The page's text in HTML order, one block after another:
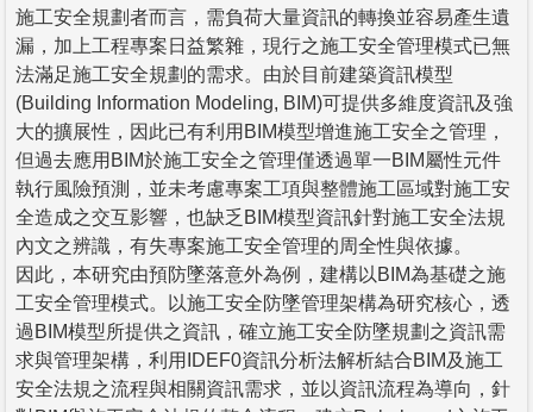
施工安全規劃者而言，需負荷大量資訊的轉換並容易產生遺
漏，加上工程專案日益繁雜，現行之施工安全管理模式已無
法滿足施工安全規劃的需求。由於目前建築資訊模型
(Building Information Modeling, BIM)可提供多維度資訊及強
大的擴展性，因此已有利用BIM模型增進施工安全之管理，
但過去應用BIM於施工安全之管理僅透過單一BIM屬性元件
執行風險預測，並未考慮專案工項與整體施工區域對施工安
全造成之交互影響，也缺乏BIM模型資訊針對施工安全法規
內文之辨識，有失專案施工安全管理的周全性與依據。
因此，本研究由預防墜落意外為例，建構以BIM為基礎之施
工安全管理模式。以施工安全防墜管理架構為研究核心，透
過BIM模型所提供之資訊，確立施工安全防墜規劃之資訊需
求與管理架構，利用IDEF0資訊分析法解析結合BIM及施工
安全法規之流程與相關資訊需求，並以資訊流程為導向，針